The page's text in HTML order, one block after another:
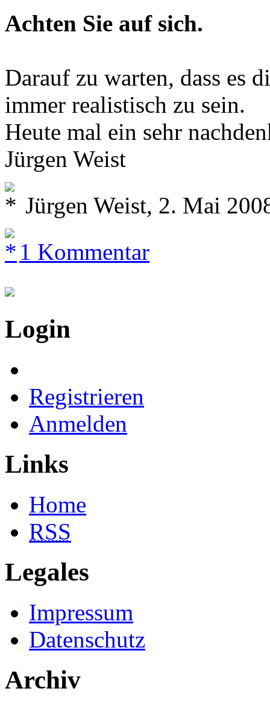
Achten Sie auf sich.
Darauf zu warten, dass es
immer realistisch zu sein.
Heute mal ein sehr
Jürgen Weist
Jürgen Weist, 2. Mai
1 Kommentar
Login
Registrieren
Anmelden
Links
Home
RSS
Legales
Impressum
Datenschutz
Archiv